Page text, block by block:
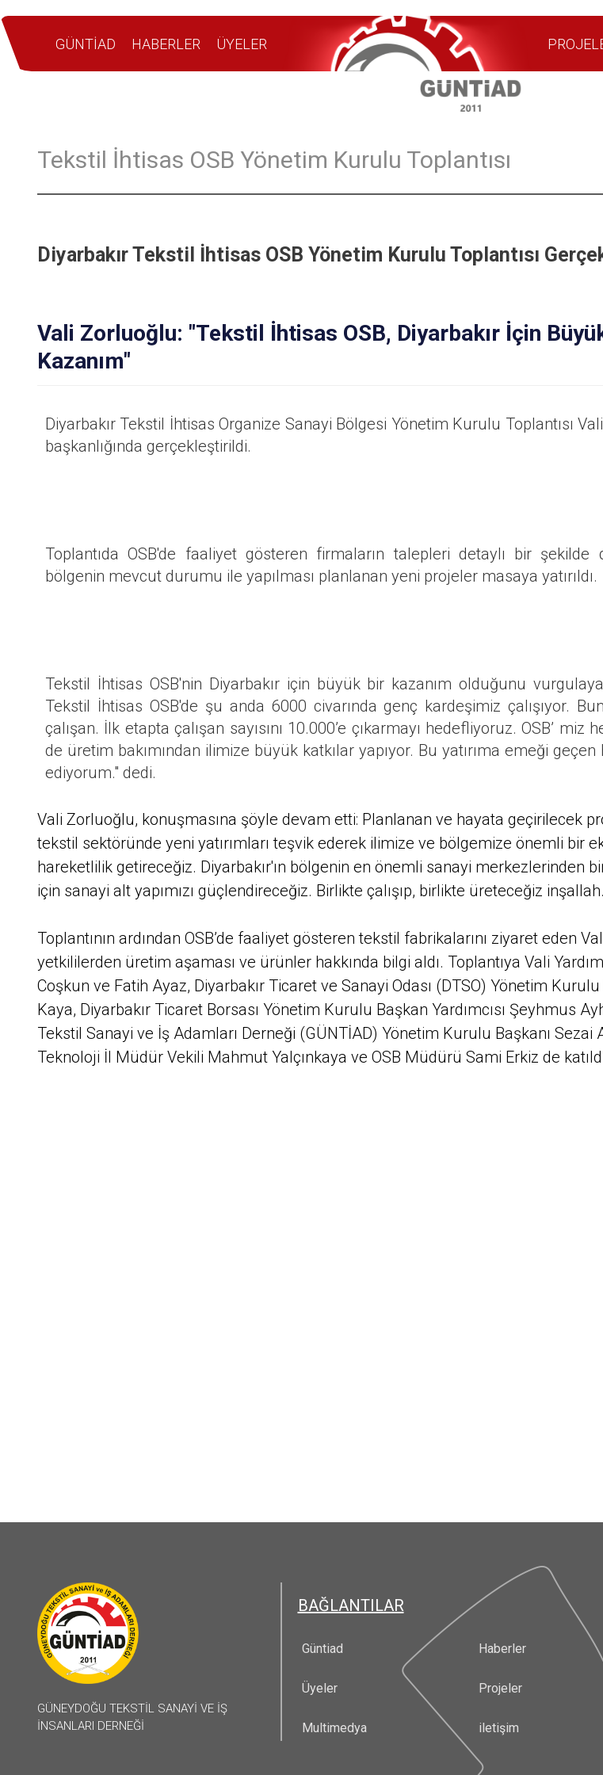
GÜNTİAD HABERLER ÜYELER
Tekstil İhtisas OSB Yönetim Kurulu Toplantısı
Diyarbakır Tekstil İhtisas OSB Yönetim Kurulu Toplantısı
Vali Zorluoğlu: "Tekstil İhtisas OSB, Diyarbakır İçin
Kazanım"
Diyarbakır Tekstil İhtisas Organize Sanayi Bölgesi Yönetim Kurulu Toplantısı
başkanlığında gerçekleştirildi.
Toplantıda OSB'de faaliyet gösteren firmaların talepleri detaylı bir şekilde
bölgenin mevcut durumu ile yapılması planlanan yeni projeler masaya yatırıldı.
Tekstil İhtisas OSB'nin Diyarbakır için büyük bir kazanım olduğunu
Tekstil İhtisas OSB'de şu anda 6000 civarında genç kardeşimiz çalışıyor.
çalışan. İlk etapta çalışan sayısını 10.000’e çıkarmayı hedefliyoruz. OSB’ miz
de üretim bakımından ilimize büyük katkılar yapıyor. Bu yatırıma emeği
ediyorum." dedi.
Vali Zorluoğlu, konuşmasına şöyle devam etti: Planlanan ve hayata geçirilecek
tekstil sektöründe yeni yatırımları teşvik ederek ilimize ve bölgemize önemli bir
hareketlilik getireceğiz. Diyarbakır'ın bölgenin en önemli sanayi merkezlerinden
için sanayi alt yapımızı güçlendireceğiz. Birlikte çalışıp, birlikte üreteceğiz inşallah.
Toplantının ardından OSB’de faaliyet gösteren tekstil fabrikalarını ziyaret eden
yetkililerden üretim aşaması ve ürünler hakkında bilgi aldı. Toplantıya Vali
Coşkun ve Fatih Ayaz, Diyarbakır Ticaret ve Sanayi Odası (DTSO) Yönetim
Kaya, Diyarbakır Ticaret Borsası Yönetim Kurulu Başkan Yardımcısı Şeyhmus
Tekstil Sanayi ve İş Adamları Derneği (GÜNTİAD) Yönetim Kurulu Başkanı Sezai
Teknoloji İl Müdür Vekili Mahmut Yalçınkaya ve OSB Müdürü Sami Erkiz de
GÜNEYDOĞU TEKSTİL SANAYİ VE İŞ
İNSANLARI DERNEĞİ
BAĞLANTILAR
Güntiad Haberler
Üyeler Projeler
Multimedya iletişim